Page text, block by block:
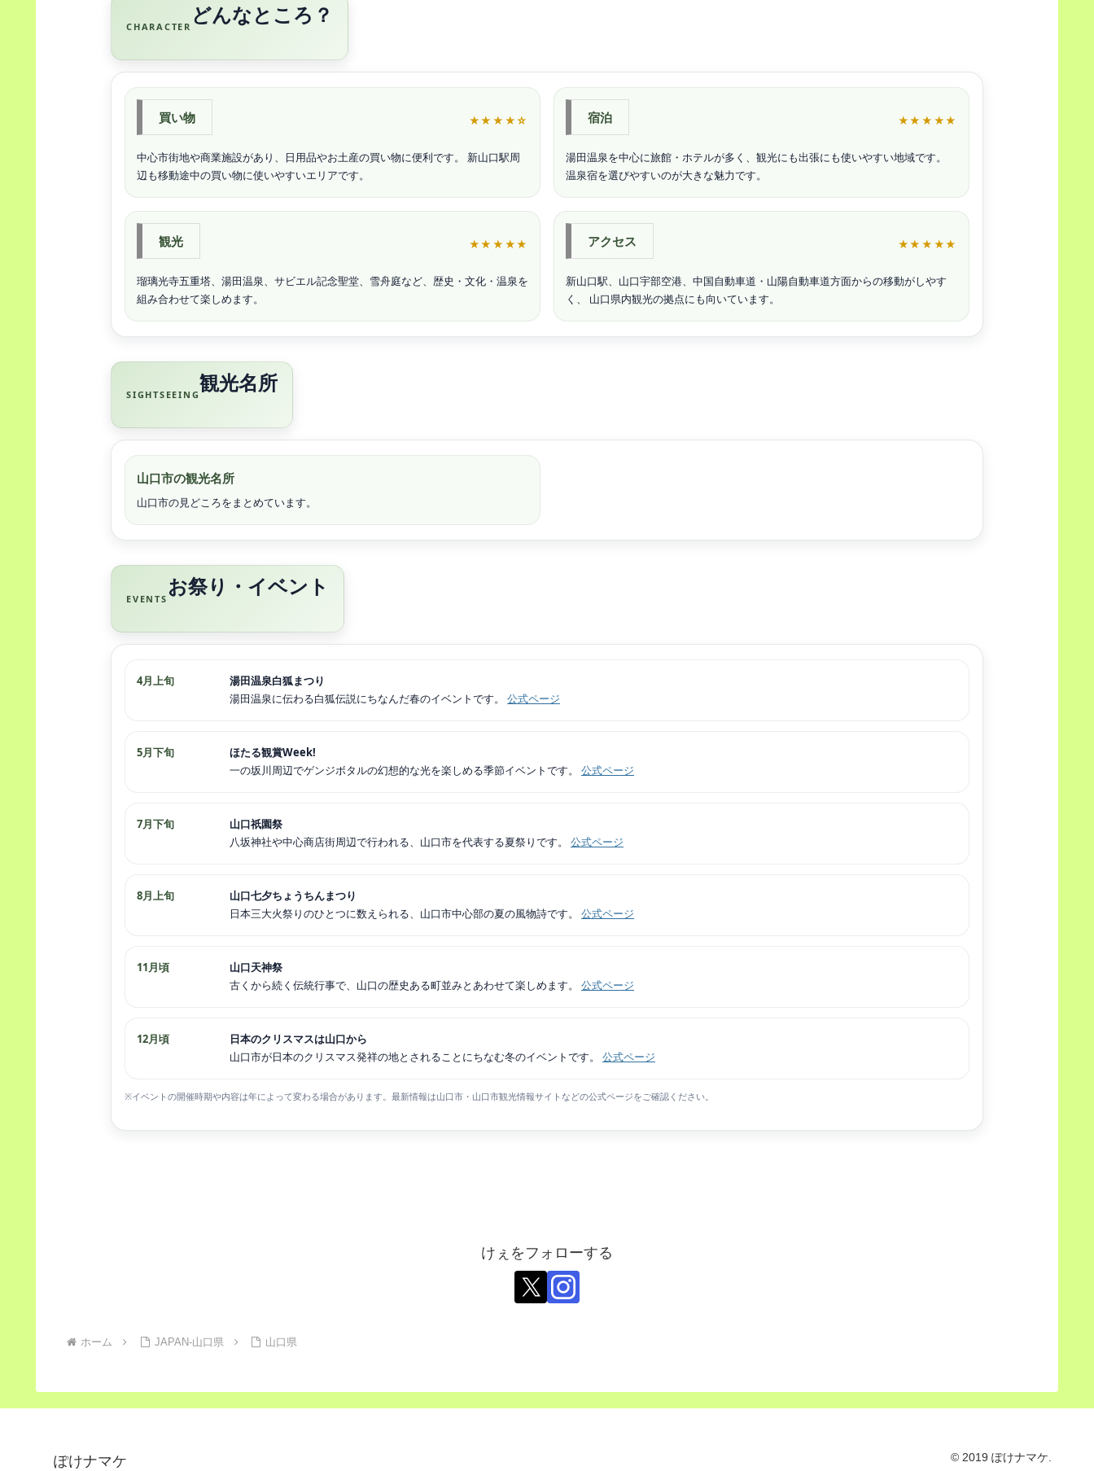
CHARACTER どんなところ？
買い物 ★★★★☆
中心市街地や商業施設があり、日用品やお土産の買い物に便利です。 新山口駅周
辺も移動途中の買い物に使いやすいエリアです。
宿泊 ★★★★★
湯田温泉を中心に旅館・ホテルが多く、観光にも出張にも使いやすい地域です。
温泉宿を選びやすいのが大きな魅力です。
観光 ★★★★★
瑠璃光寺五重塔、湯田温泉、サビエル記念聖堂、雪舟庭など、歴史・文化・温泉を
組み合わせて楽しめます。
アクセス ★★★★★
新山口駅、山口宇部空港、中国自動車道・山陽自動車道方面からの移動がしやす
く、 山口県内観光の拠点にも向いています。
SIGHTSEEING観光名所
山口市の観光名所
山口市の見どころをまとめています。
EVENTS お祭り・イベント
4月上旬
湯田温泉白狐まつり
湯田温泉に伝わる白狐伝説にちなんだ春のイベントです。 公式ページ
5月下旬
ほたる観賞Week!
一の坂川周辺でゲンジボタルの幻想的な光を楽しめる季節イベントです。 公式ページ
7月下旬
山口祇園祭
八坂神社や中心商店街周辺で行われる、山口市を代表する夏祭りです。 公式ページ
8月上旬
山口七夕ちょうちんまつり
日本三大火祭りのひとつに数えられる、山口市中心部の夏の風物詩です。 公式ページ
11月頃
山口天神祭
古くから続く伝統行事で、山口の歴史ある町並みとあわせて楽しめます。 公式ページ
12月頃
日本のクリスマスは山口から
山口市が日本のクリスマス発祥の地とされることにちなむ冬のイベントです。 公式ページ
※イベントの開催時期や内容は年によって変わる場合があります。最新情報は山口市・山口市観光情報サイトなどの公式ページをご確認ください。
けぇをフォローする
ホーム JAPAN-山口県 山口県
ぽけナマケ © 2019 ぽけナマケ.